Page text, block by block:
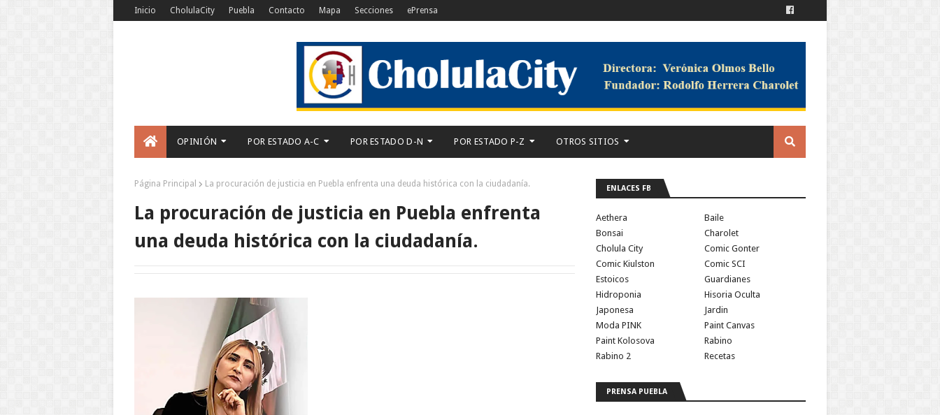
Inicio CholulaCity Puebla Contacto Mapa Secciones ePrensa
OPINIÓN POR ESTADO A-C POR ESTADO D-N POR ESTADO P-Z OTROS SITIOS
Página Principal La procuración de justicia en Puebla enfrenta una deuda histórica con la ciudadanía.
La procuración de justicia en Puebla enfrenta
una deuda histórica con la ciudadanía.
ENLACES FB
Aethera
Baile
Bonsai
Charolet
Cholula City
Comic Gonter
Comic Kiulston
Comic SCI
Estoicos
Guardianes
Hidroponia
Hisoria Oculta
Japonesa
Jardin
Moda PINK
Paint Canvas
Paint Kolosova
Rabino
Rabino 2
Recetas
PRENSA PUEBLA